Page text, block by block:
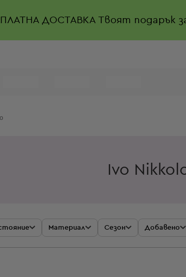
ДОСТАВКАТвоят подарък
Ivo
Материал Сезон Добавено